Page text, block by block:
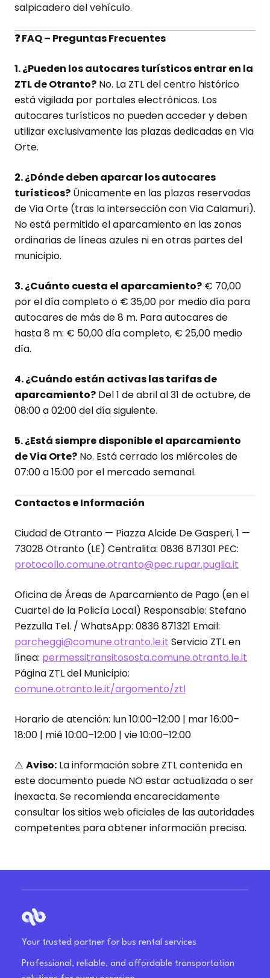
salpicadero del vehículo.
❓ FAQ – Preguntas Frecuentes
1. ¿Pueden los autocares turísticos entrar en la
ZTL de Otranto? No. La ZTL del centro histórico
está vigilada por portales electrónicos. Los
autocares turísticos no pueden acceder y deben
utilizar exclusivamente las plazas dedicadas en Via
Orte.
2. ¿Dónde deben aparcar los autocares
turísticos? Únicamente en las plazas reservadas
de Via Orte (tras la intersección con Via Calamuri).
No está permitido el aparcamiento en las zonas
ordinarias de líneas azules ni en otras partes del
municipio.
3. ¿Cuánto cuesta el aparcamiento? € 70,00
por el día completo o € 35,00 por medio día para
autocares de más de 8 m. Para autocares de
hasta 8 m: € 50,00 día completo, € 25,00 medio
día.
4. ¿Cuándo están activas las tarifas de
aparcamiento? Del 1 de abril al 31 de octubre, de
08:00 a 02:00 del día siguiente.
5. ¿Está siempre disponible el aparcamiento
de Via Orte? No. Está cerrado los miércoles de
07:00 a 15:00 por el mercado semanal.
Contactos e Información
Ciudad de Otranto — Piazza Alcide De Gasperi, 1 —
73028 Otranto (LE) Centralita: 0836 871301 PEC:
protocollo.comune.otranto@pec.rupar.puglia.it
Oficina de Áreas de Aparcamiento de Pago (en el
Cuartel de la Policía Local) Responsable: Stefano
Pezzulla Tel. / WhatsApp: 0836 871321 Email:
parcheggi@comune.otranto.le.it Servicio ZTL en
línea: permessitransitososta.comune.otranto.le.it
Página ZTL del Municipio:
comune.otranto.le.it/argomento/ztl
Horario de atención: lun 10:00–12:00 | mar 16:00–
18:00 | mié 10:00–12:00 | vie 10:00–12:00
⚠️ Aviso: La información sobre ZTL contenida en
este documento puede NO estar actualizada o ser
inexacta. Se recomienda encarecidamente
consultar los sitios web oficiales de las autoridades
competentes para obtener información precisa.
Your trusted partner for bus rental services
Professional, reliable, and affordable transportation